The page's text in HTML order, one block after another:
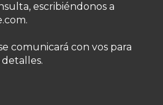
escribiéndonos a
.
comunicará con vos para